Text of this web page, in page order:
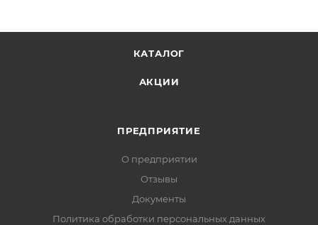
КАТАЛОГ
АКЦИИ
ПРЕДПРИЯТИЕ
О предприятии
Отзывы
Документы
Политика обработки персональных данных